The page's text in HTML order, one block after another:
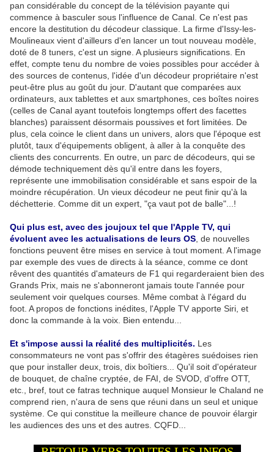
pan considérable du concept de la télévision payante qui
commence à basculer sous l'influence de Canal. Ce n'est pas
encore la destitution du décodeur classique. La firme d'Issy-les-
Moulineaux vient d'ailleurs d'en lancer un tout nouveau modèle,
doté de 8 tuners, c'est un signe. A plusieurs significations. En
effet, compte tenu du nombre de voies possibles pour accéder à
des sources de contenus, l'idée d'un décodeur propriétaire n'est
peut-être plus au goût du jour. D'autant que comparées aux
ordinateurs, aux tablettes et aux smartphones, ces boîtes noires
(celles de Canal ayant toutefois longtemps offert des facettes
blanches) paraissent désormais poussives et fort limitées. De
plus, cela coince le client dans un univers, alors que l'époque est
plutôt, taux d'équipements obligent, à aller à la conquête des
clients des concurrents. En outre, un parc de décodeurs, qui se
démode techniquement dès qu'il entre dans les foyers,
représente une immobilisation considérable et sans espoir de la
moindre récupération. Un vieux décodeur ne peut finir qu'à la
déchetterie. Comme dit un expert, "ça vaut pot de balle"...!
Qui plus est, avec des joujoux tel que l'Apple TV, qui
évoluent avec les actualisations de leurs OS , de nouvelles
fonctions peuvent être mises en service à tout moment. A l'image
par exemple des vues de directs à la séance, comme ce dont
rêvent des quantités d'amateurs de F1 qui regarderaient bien des
Grands Prix, mais ne s'abonneront jamais toute l'année pour
seulement voir quelques courses. Même combat à l'égard du
foot. A propos de fonctions inédites, l'Apple TV apporte Siri, et
donc la commande à la voix. Bien entendu...
Et s'impose aussi la réalité des multiplicités. Les
consommateurs ne vont pas s'offrir des étagères suédoises rien
que pour installer deux, trois, dix boîtiers... Qu'il soit d'opérateur
de bouquet, de chaîne cryptée, de FAI, de SVOD, d'offre OTT,
etc., bref, tout ce fatras technique auquel Monsieur le Chaland ne
comprend rien, n'aura de sens que réuni dans un seul et unique
système. Ce qui constitue la meilleure chance de pouvoir élargir
les audiences des uns et des autres. CQFD...